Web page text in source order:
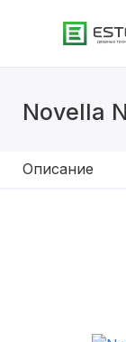
Novella
Описание